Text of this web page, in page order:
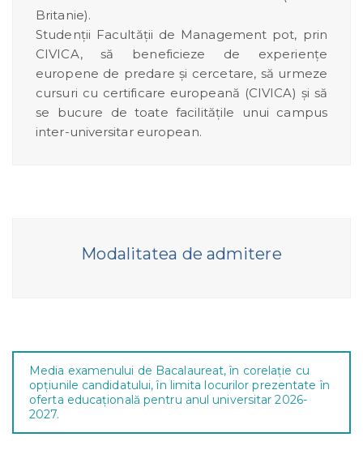
Britanie).
Studenții Facultății de Management pot, prin
CIVICA, să beneficieze de experiențe
europene de predare și cercetare, să urmeze
cursuri cu certificare europeană (CIVICA) și să
se bucure de toate facilitățile unui campus
inter-universitar european.
Modalitatea de admitere
Media examenului de Bacalaureat, în corelaţie cu
opțiunile candidatului, în limita locurilor prezentate în
oferta educațională pentru anul universitar 2026-
2027.